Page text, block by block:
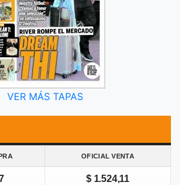
VER MÁS TAPAS
OFICIAL VENTA
$ 1.524,11